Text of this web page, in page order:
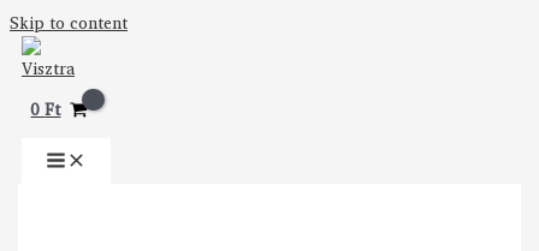
Skip to content
0Ft